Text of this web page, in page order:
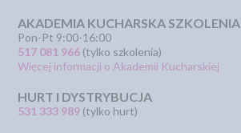
AKADEMIA KUCHARSKA SZKOLENIA
Pon-Pt 9:00-16:00
517 081 966 (tylko szkolenia)
Więcej informacji o Akademii Kucharskiej
HURT I DYSTRYBUCJA
531 333 989 (tylko hurt)